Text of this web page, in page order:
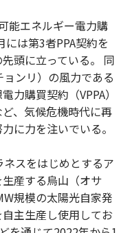
能エネルギー電力購
は第3者PPA契約を
頭に立っている。 同
ンリ）の風力である
力購買契約（VPPA）
、気候危機時代に再
に力を注いでいる。
スをはじめとするア
産する烏山（オサ
規模の太陽光自家発
主生産し使用してお